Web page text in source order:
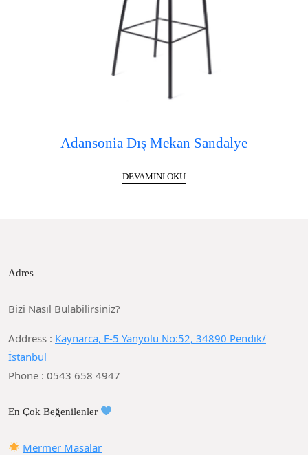
Adansonia Dış Mekan Sandalye
DEVAMINI OKU
Adres
Bizi Nasıl Bulabilirsiniz?
Address : Kaynarca, E-5 Yanyolu No:52, 34890 Pendik/
İstanbul
Phone : 0543 658 4947
En Çok Beğenilenler
Mermer Masalar